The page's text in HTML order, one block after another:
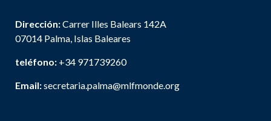
Dirección:Carrer Illes Balears 142A
07014 Palma, Islas Baleares
teléfono: +34 971739260
Email:secretaria.palma@mlfmonde.org